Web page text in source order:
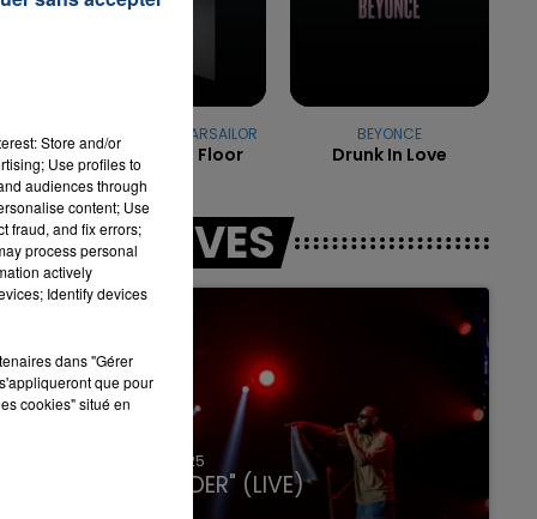
7h00 - 11h00
LA TEAM DE L'ÉTÉ
OFENBACH & STARSAILOR
Four To The Floor
BEYONCE
Drunk In Love
LES LIVES
31 janvier 2025
GIMS "SPIDER" (LIVE)
Store and/or
Use profiles to
audiences through
content; Use
fraud, and fix errors;
process personal
actively
Identify devices
dans "Gérer
que pour
cookies" situé en